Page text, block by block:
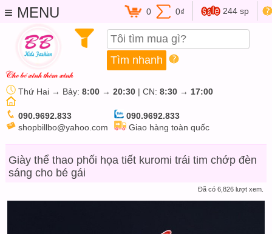
≡ MENU 244 sp
0 0₫
Thứ Hai → Bảy: 8:00 → 20:30 | CN: 8:30 → 17:00
090.9692.833
shopbillbo@yahoo.com
090.9692.833
Giao hàng toàn quốc
Giày thể thao phối họa tiết kuromi trái tim chớp đèn
sáng cho bé gái
Đã có 6,826 lượt xem.